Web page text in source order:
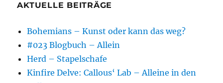
AKTUELLE BEITRÄGE
Bohemians – Kunst oder kann das weg?
#023 Blogbuch – Allein
Herd – Stapelschafe
Kinfire Delve: Callous‘ Lab – Alleine in den